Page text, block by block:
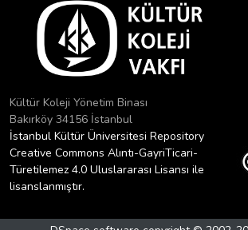
Kültür Koleji Yönetim Binası
Bakırköy 34156 İstanbul
İstanbul Kültür Üniversitesi Repository
Creative Commons Alıntı-GayriTicari-
Türetilemez 4.0 Uluslararası Lisansı ile
lisanslanmıştır.